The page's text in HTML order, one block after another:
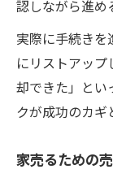
認しながら進め
実際に手続きを
にリストアッ
却できた」とい
クが成功のカギ
家売るための